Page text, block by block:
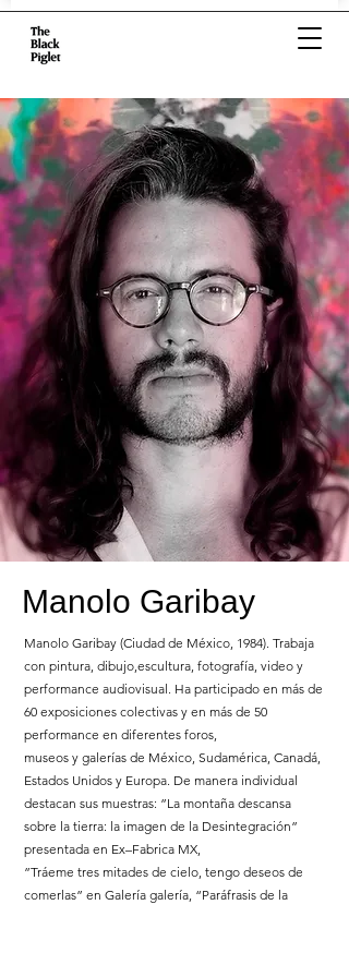
Manolo Garibay
Manolo Garibay (Ciudad de México, 1984). Trabaja
con pintura, dibujo,escultura, fotografía, video y
performance audiovisual. Ha participado en más de
60 exposiciones colectivas y en más de 50
performance en diferentes foros,
museos y galerías de México, Sudamérica, Canadá,
Estados Unidos y Europa. De manera individual
destacan sus muestras: ”La montaña descansa
sobre la tierra: la imagen de la Desintegración”
presentada en Ex–Fabrica MX,
”Tráeme tres mitades de cielo, tengo deseos de
comerlas” en Galería galería, “Paráfrasis de la